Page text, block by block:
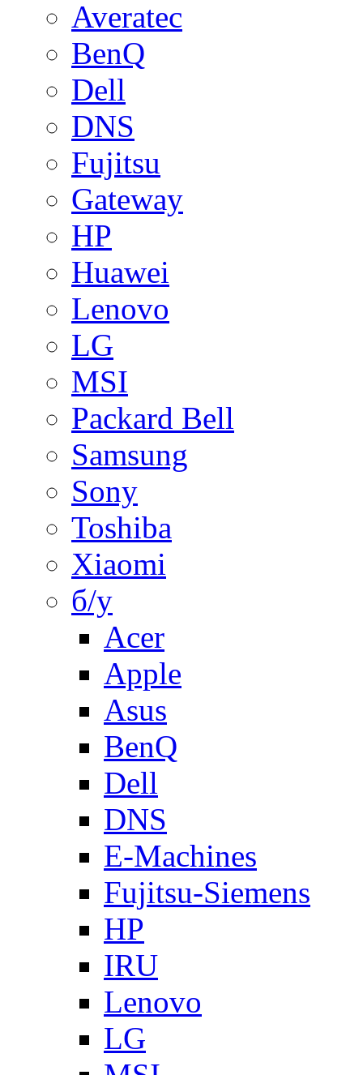
Averatec
BenQ
Dell
DNS
Fujitsu
Gateway
HP
Huawei
Lenovo
LG
MSI
Packard Bell
Samsung
Sony
Toshiba
Xiaomi
б/у
Acer
Apple
Asus
BenQ
Dell
DNS
E-Machines
Fujitsu-Siemens
HP
IRU
Lenovo
LG